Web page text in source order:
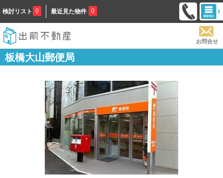
検討リスト 0 最近見た物件 0
お問合せ
板橋大山郵便局